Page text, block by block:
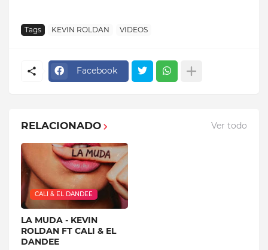
Tags KEVIN ROLDAN VIDEOS
Facebook
RELACIONADO Ver todo
CALI & EL DANDEE
LA MUDA - KEVIN
ROLDAN FT CALI & EL
DANDEE